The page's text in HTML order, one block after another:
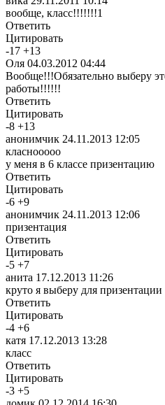
вообще, класс!!!!!!!1
Ответить
Цитировать
-17 +13
Оля 04.03.2012 04:44
Вообще!!!Обязательно выберу
работы!!!!!!
Ответить
Цитировать
-8 +13
анонимчик 24.11.2013 12:05
класнооооо
у меня в 6 классе призентацию
Ответить
Цитировать
-6 +9
анонимчик 24.11.2013 12:06
призентация
Ответить
Цитировать
-5 +7
анита 17.12.2013 11:26
круто я выберу для призентации
Ответить
Цитировать
-4 +6
катя 17.12.2013 13:28
класс
Ответить
Цитировать
-3 +5